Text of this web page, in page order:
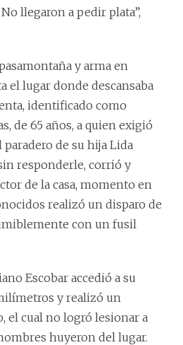
llegaron a pedir plata”,
y arma en
el lugar donde descansaba
identificado como
de 65 años, a quien exigió
de su hija Lida
responderle, corrió y
de la casa, momento en
realizó un disparo de
con un fusil
Escobar accedió a su
y realizó un
el cual no logró lesionar a
huyeron del lugar.